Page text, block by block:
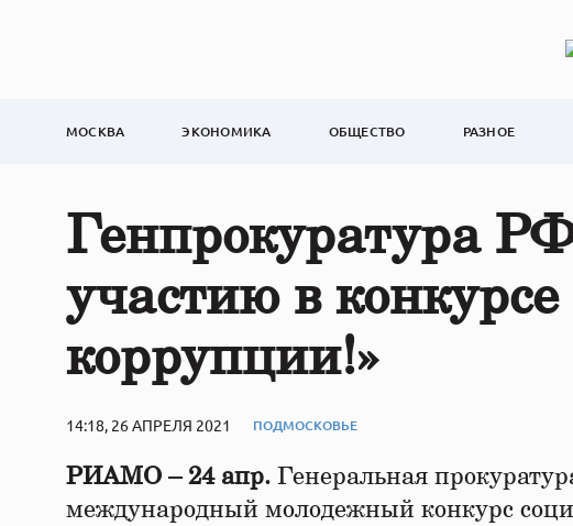
МОСКВА ЭКОНОМИКА ОБЩЕСТВО РАЗНОЕ
Генпрокуратура
участию в
коррупции!»
14:18, 26 АПРЕЛЯ 2021 ПОДМОСКОВЬЕ
РИАМО – 24 апр. Генеральная
международный молодежный конкурс